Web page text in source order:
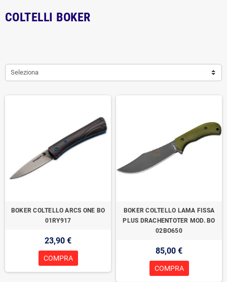
COLTELLI BOKER
Seleziona
BOKER COLTELLO ARCS ONE BO
01RY917
23,90 €
COMPRA
BOKER COLTELLO LAMA FISSA
PLUS DRACHENTOTER MOD. BO
02BO650
85,00 €
COMPRA